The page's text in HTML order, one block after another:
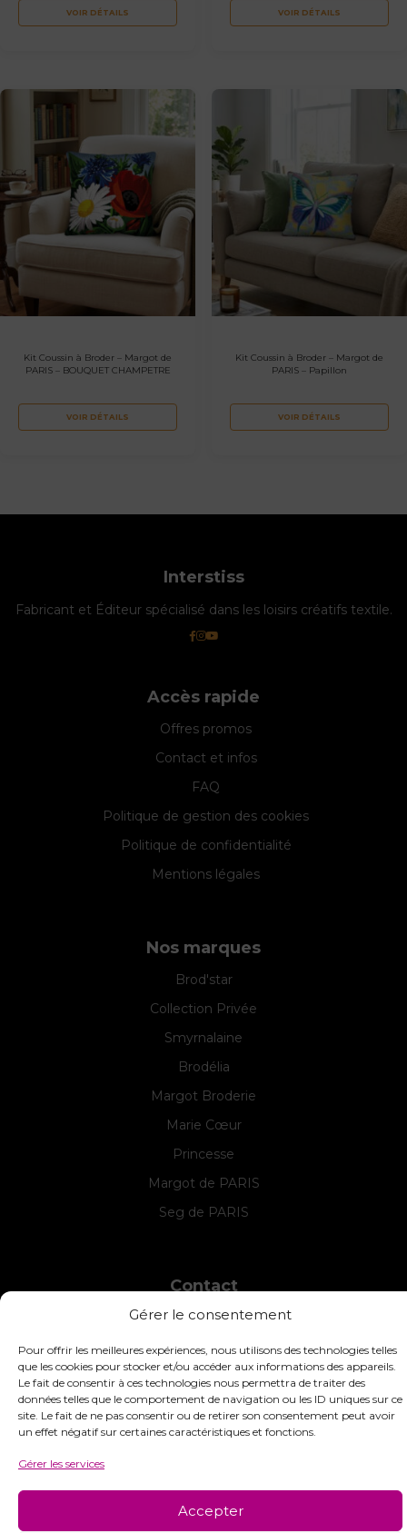
Gérer le consentement
Pour offrir les meilleures expériences, nous utilisons des technologies telles
que les cookies pour stocker et/ou accéder aux informations des appareils.
Le fait de consentir à ces technologies nous permettra de traiter des
données telles que le comportement de navigation ou les ID uniques sur ce
site. Le fait de ne pas consentir ou de retirer son consentement peut avoir
un effet négatif sur certaines caractéristiques et fonctions.
Gérer les services
Accepter
VOIR DÉTAILS VOIR DÉTAILS
Kit Coussin à Broder – Margot de
PARIS – BOUQUET CHAMPETRE
VOIR DÉTAILS
Kit Coussin à Broder – Margot de
PARIS – Papillon
VOIR DÉTAILS
Interstiss
Fabricant et Éditeur spécialisé dans les loisirs créatifs textile.
Accès rapide
Offres promos
Contact et infos
FAQ
Politique de gestion des cookies
Politique de confidentialité
Mentions légales
Nos marques
Brod'star
Collection Privée
Smyrnalaine
Brodélia
Margot Broderie
Marie Cœur
Princesse
Margot de PARIS
Seg de PARIS
Contact
INTERSTISS
42360 Panissières
France
+33 (0)4 74 01 99 80
commandes@interstiss.com
© 2026 Interstiss Loisirs Créatifs. Tous droits réservés.